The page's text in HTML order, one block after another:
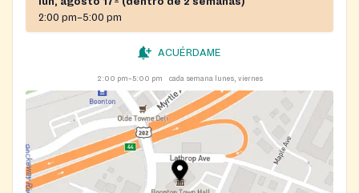
2:00 pm–5:00 pm
ACUÉRDAME
2:00 pm–5:00 pm cada semana lunes, viernes